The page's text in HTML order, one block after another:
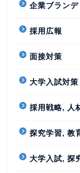
企業ブラン
採用広報
面接対策
大学入試対策
採用戦略, 人
探究学習, 教
大学入試, 探